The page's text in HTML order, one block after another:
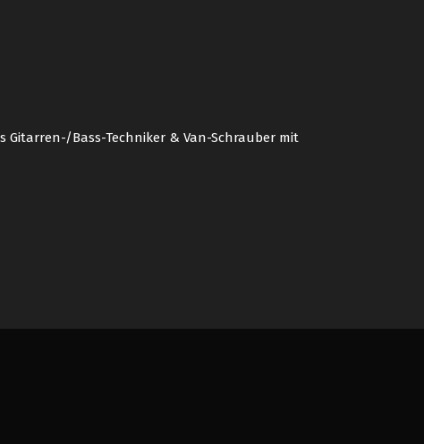
Gitarren-/Bass-Techniker & Van-Schrauber mit